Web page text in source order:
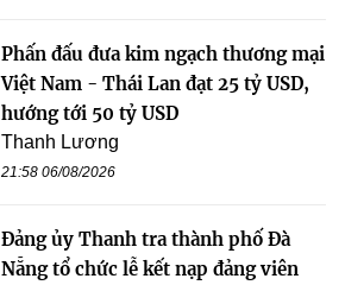
Phấn đấu đưa kim ngạch thương mại
Việt Nam - Thái Lan đạt 25 tỷ USD,
hướng tới 50 tỷ USD
Thanh Lương
21:58 06/08/2026
Đảng ủy Thanh tra thành phố Đà
Nẵng tổ chức lễ kết nạp đảng viên